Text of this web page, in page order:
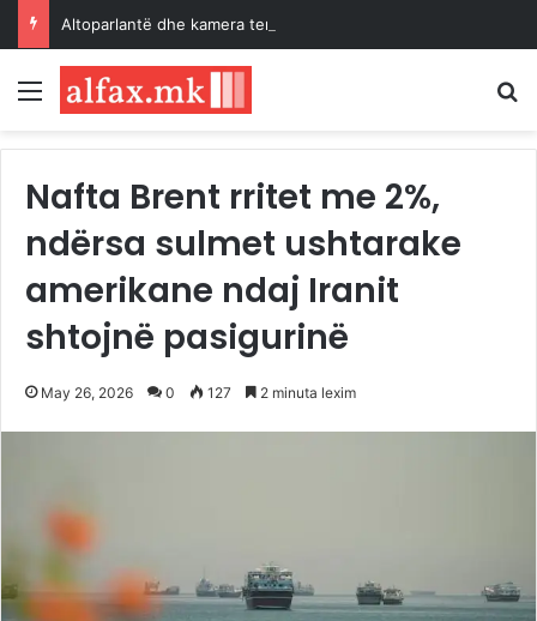
Menu
Nafta Brent rritet me 2%,
ndërsa sulmet ushtarake
amerikane ndaj Iranit
shtojnë pasigurinë
May 26, 2026 0 127 2 minuta lexim